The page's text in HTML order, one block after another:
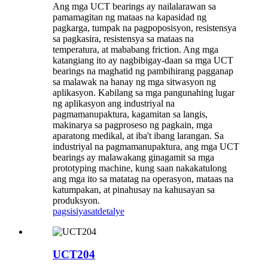
Ang mga UCT bearings ay nailalarawan sa
pamamagitan ng mataas na kapasidad ng
pagkarga, tumpak na pagpoposisyon, resistensya
sa pagkasira, resistensya sa mataas na
temperatura, at mababang friction. Ang mga
katangiang ito ay nagbibigay-daan sa mga UCT
bearings na maghatid ng pambihirang pagganap
sa malawak na hanay ng mga sitwasyon ng
aplikasyon. Kabilang sa mga pangunahing lugar
ng aplikasyon ang industriyal na
pagmamanupaktura, kagamitan sa langis,
makinarya sa pagproseso ng pagkain, mga
aparatong medikal, at iba't ibang larangan. Sa
industriyal na pagmamanupaktura, ang mga UCT
bearings ay malawakang ginagamit sa mga
prototyping machine, kung saan nakakatulong
ang mga ito sa matatag na operasyon, mataas na
katumpakan, at pinahusay na kahusayan sa
produksyon.
pagsisiyasatdetalye
UCT204